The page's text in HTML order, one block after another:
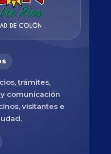
trámites,
comunicación
visitantes e